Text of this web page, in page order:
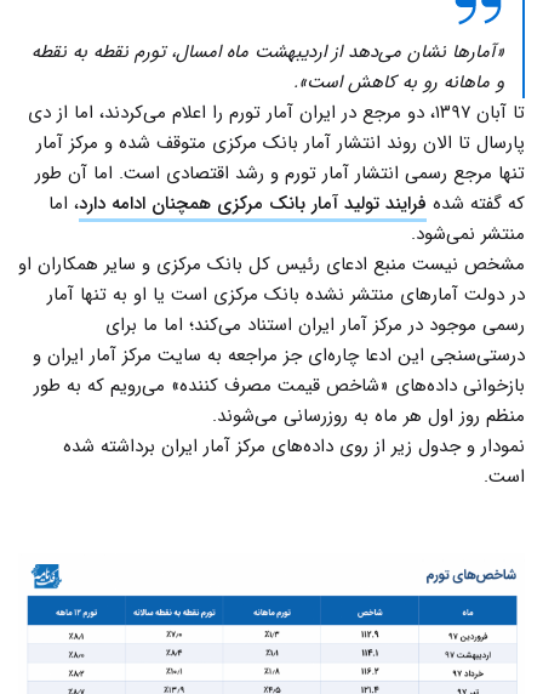
«آمارها نشان می‌دهد از اردیبهشت ماه امسال، تورم نقطه به نقطه
و ماهانه رو به کاهش است».
تا آبان ۱۳۹۷، دو مرجع در ایران آمار تورم را اعلام می‌کردند، اما از دی
پارسال تا الان روند انتشار آمار بانک مرکزی متوقف شده و مرکز آمار
تنها مرجع رسمی انتشار آمار تورم و رشد اقتصادی است. اما آن طور
که گفته شده فرایند تولید آمار بانک مرکزی همچنان ادامه دارد، اما
منتشر نمی‌شود.
مشخص نیست منبع ادعای رئیس کل بانک مرکزی و سایر همکاران او
در دولت آمارهای منتشر نشده بانک مرکزی است یا او به تنها آمار
رسمی موجود در مرکز آمار ایران استناد می‌کند؛ اما ما برای
درستی‌سنجی این ادعا چاره‌ای جز مراجعه به سایت مرکز آمار ایران و
بازخوانی داده‌های «شاخص قیمت مصرف کننده» می‌رویم که به طور
منظم روز اول هر ماه به روزرسانی می‌شوند.
نمودار و جدول زیر از روی داده‌های مرکز آمار ایران برداشته شده
است.